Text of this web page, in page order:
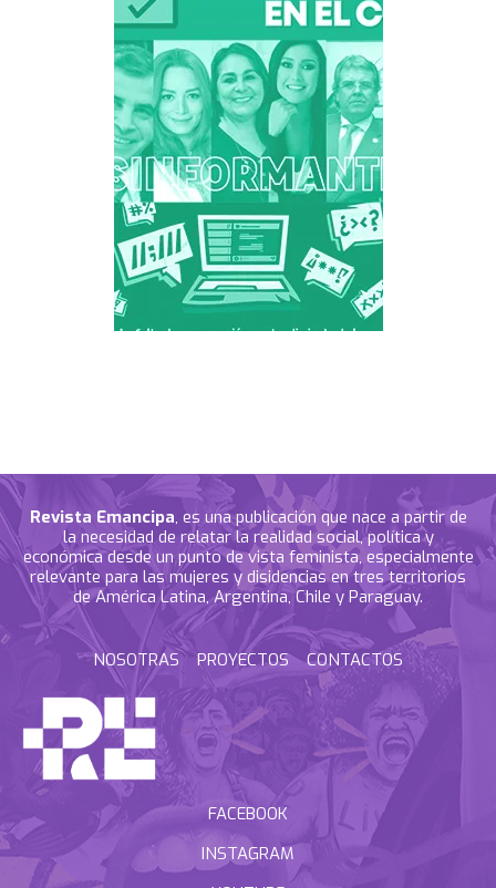
Revista Emancipa, es una publicación que nace a partir de
la necesidad de relatar la realidad social, política y
económica desde un punto de vista feminista, especialmente
relevante para las mujeres y disidencias en tres territorios
de América Latina, Argentina, Chile y Paraguay.
NOSOTRAS PROYECTOS CONTACTOS
FACEBOOK
INSTAGRAM